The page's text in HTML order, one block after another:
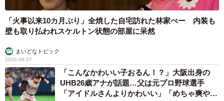
「火事以来10カ月ぶり」全焼した自宅訪れた林家ぺー 内装も
壁も取り払われスケルトン状態の部屋に呆然
まいどなトピック
2026.08.07
「こんなかわいい子おるん！？」大阪出身の
UHB26歳アナが話題…父は元プロ野球選手
「アイドルさんよりかわいい」「めちゃ爽や